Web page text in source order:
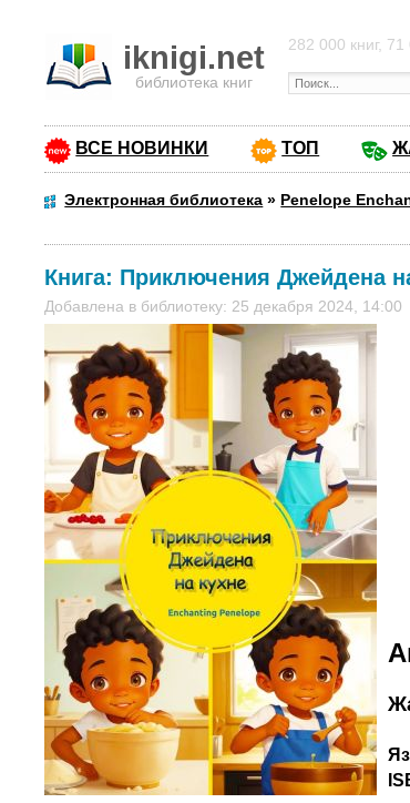
iknigi.net
библиотека книг
282 000 книг,
ВСЕ НОВИНКИ ТОП
Электронная библиотека » Penelope
Книга: Приключения Джейдена
Добавлена в библиотеку: 25 декабря 2024, 14:00